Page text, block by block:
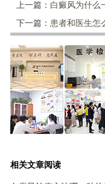
上一篇： 白癜风为什么
下一篇： 患者和医生怎
相关文章阅读